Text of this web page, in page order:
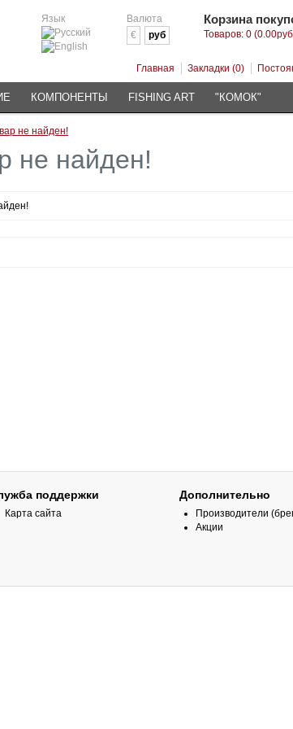
Язык
Валюта
€
руб
Корзина
Товаров: 0
Главная Закладки (0)
КОМПОНЕНТЫ FISHING ART "КОМОК"
не найден!
не найден!
поддержки
Карта сайта
Дополнительно
Производители
Акции